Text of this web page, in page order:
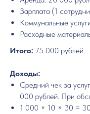
Зарплата (1
Коммунальные
Расходные
Итого: 75 000 рублей.
Доходы:
Средний чек за
000 рублей. При
1 000 × 10 × 30 =